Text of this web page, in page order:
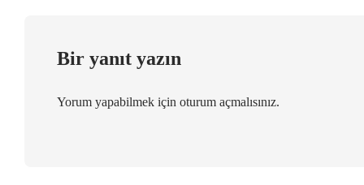
Bir yanıt yazın
Yorum yapabilmek için oturum açmalısınız.